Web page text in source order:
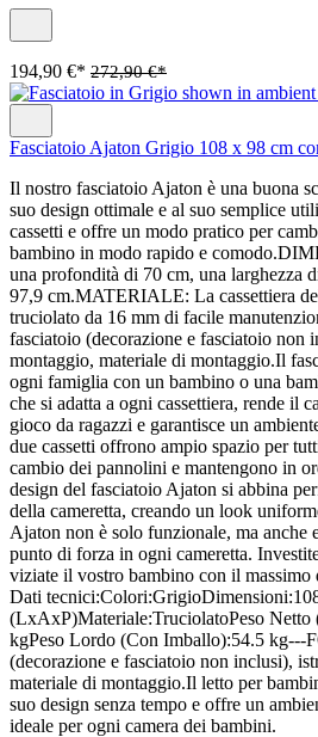
194,90 €* 272,90 €*
Fasciatoio Ajaton Grigio 108 x 98 cm
Il nostro fasciatoio Ajaton è una buona
suo design ottimale e al suo semplice
cassetti e offre un modo pratico per
bambino in modo rapido e
una profondità di 70 cm, una larghezza
97,9 cm.MATERIALE: La cassettiera
truciolato da 16 mm di facile
fasciatoio (decorazione e fasciatoio non
montaggio, materiale di montaggio.Il
ogni famiglia con un bambino o una
che si adatta a ogni cassettiera, rende il
gioco da ragazzi e garantisce un
due cassetti offrono ampio spazio per
cambio dei pannolini e mantengono in
design del fasciatoio Ajaton si abbina
della cameretta, creando un look
Ajaton non è solo funzionale, ma anche
punto di forza in ogni cameretta.
viziate il vostro bambino con il massimo
Dati
(LxAxP)Materiale:TruciolatoPeso Netto
kgPeso Lordo (Con Imballo):54.5
(decorazione e fasciatoio non inclusi),
materiale di montaggio.Il letto per
suo design senza tempo e offre un
ideale per ogni camera dei bambini.